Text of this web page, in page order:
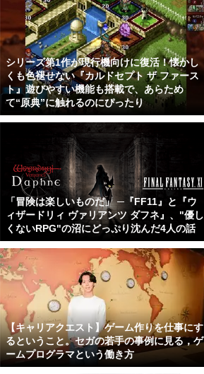
シリーズ第1作が現行機向けに復活！懐かし
くも色褪せない『カルドセプト ザ ファース
ト』遊びやすい機能も搭載で、あらため
て“原典”に触れるのにぴったり
「冒険は楽しいものだ」 ─『FF11』と『ウ
ィザードリィ ヴァリアンツ ダフネ』、"優し
くないRPG"の沼にどっぷり沈んだ4人の話
【キャリアクエスト】ゲーム作りを仕事にす
るということ。セガの若手の事例に見る，ゲ
ームプログラマという働き方